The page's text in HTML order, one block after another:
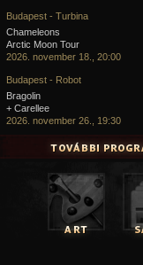
Budapest - Turbina
Chameleons
Arctic Moon Tour
2026. november 18., 20:00
Budapest - Robot
Bragolin
+ Carellee
2026. november 26., 19:30